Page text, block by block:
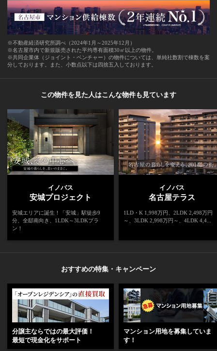
※不動産経済研究所調べ（2024年1月～2025年12月）
※名古屋市内で新規販売された平均専有面積30㎡以上の物件。
※共同企業体（ジョイント・ベンチャー）の物件については、単純社数割で棟数を案
分しております。また、小数点以下は四捨五入しております。
この物件を見た人はこんな物件も見ています
イノバス
安城プロジェクト
安城エリアに誕生！「安城」駅徒歩9
分、全邸南向き、1LDK～3LDKプラ
ン！
イノバス
名古屋テラス
1LD・K 1,998万円、2LDK 2,498万円
～、3LDK 2,998万円～、4LDK 4,4...
おすすめの特集・キャンペーン
分譲主ならではの最大評価！
最短で現金化をサポート
マンション用地を募集していま
す！